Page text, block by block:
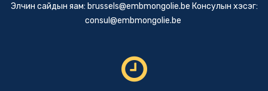
Элчин сайдын яам: brussels@embmongolie.be Консулын хэсэг:
consul@embmongolie.be